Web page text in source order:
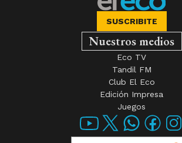
SUSCRIBITE
Nuestros medios
Eco TV
Tandil FM
Club El Eco
Edición Impresa
Juegos
AÑADIR COMO FUENTE EN